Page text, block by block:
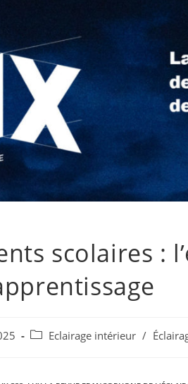
scolaires :
Eclairage intérieur /